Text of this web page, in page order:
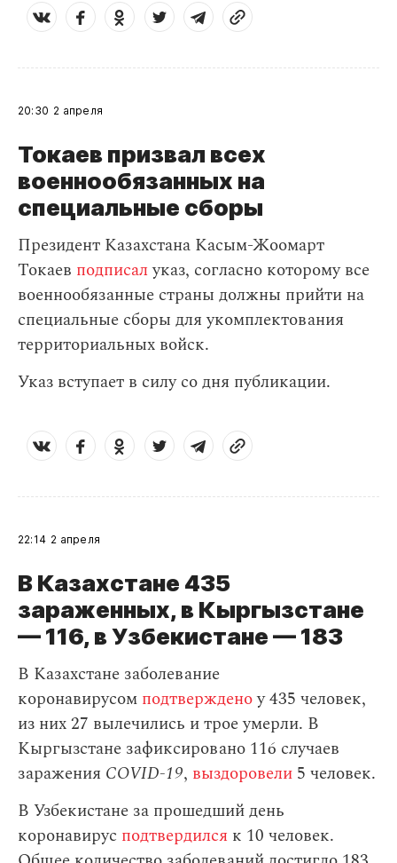
20:30 2 апреля
Токаев призвал всех
военнообязанных на
специальные сборы
Президент Казахстана Касым-Жоомарт
Токаев подписалуказ, согласно которому все
военнообязанные страны должны прийти на
специальные сборы для укомплектования
территориальных войск.
Указ вступает в силу со дня публикации.
22:14 2 апреля
В Казахстане 435
зараженных, в Кыргызстане
— 116, в Узбекистане — 183
В Казахстане заболевание
коронавирусом подтвержденоу 435 человек,
из них 27 вылечились и трое умерли. В
Кыргызстане зафиксировано 116 случаев
заражения СOVID-19, выздоровели 5 человек.
В Узбекистане за прошедший день
коронавирус подтвердился к 10 человек.